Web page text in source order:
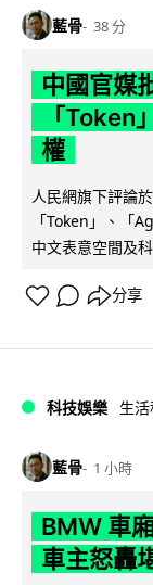
藍骨 38 分
中國官媒
「Token
權
人民網旗下評論
「Token」、「
中文表意空間及
分享
科技娛樂 生
藍骨 1 小時
BMW 車
車主怒轟